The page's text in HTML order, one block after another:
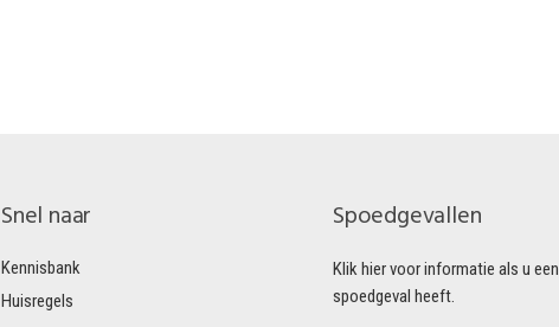
Snel naar
Kennisbank
Huisregels
Spoedgevallen
Klik hier voor informatie als u een
spoedgeval heeft.